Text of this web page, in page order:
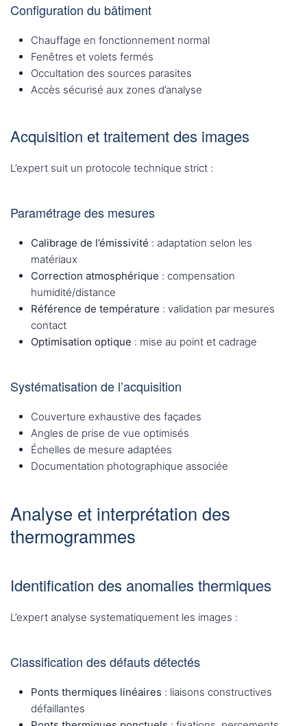
Configuration du bâtiment
Chauffage en fonctionnement normal
Fenêtres et volets fermés
Occultation des sources parasites
Accès sécurisé aux zones d’analyse
Acquisition et traitement des images
L’expert suit un protocole technique strict :
Paramétrage des mesures
Calibrage de l’émissivité : adaptation selon les
matériaux
Correction atmosphérique : compensation
humidité/distance
Référence de température : validation par mesures
contact
Optimisation optique : mise au point et cadrage
Systématisation de l’acquisition
Couverture exhaustive des façades
Angles de prise de vue optimisés
Échelles de mesure adaptées
Documentation photographique associée
Analyse et interprétation des
thermogrammes
Identification des anomalies thermiques
L’expert analyse systematiquement les images :
Classification des défauts détectés
Ponts thermiques linéaires : liaisons constructives
défaillantes